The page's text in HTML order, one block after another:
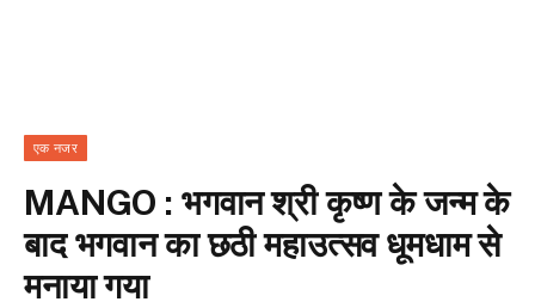
एक नजर
MANGO : भगवान श्री कृष्ण के जन्म के
बाद भगवान का छठी महाउत्सव धूमधाम से
मनाया गया